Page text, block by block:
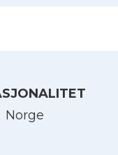
Norge